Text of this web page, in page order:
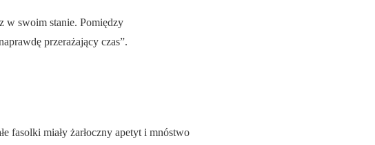
w swoim stanie. Pomiędzy
przerażający czas”.
fasolki miały żarłoczny apetyt i mnóstwo